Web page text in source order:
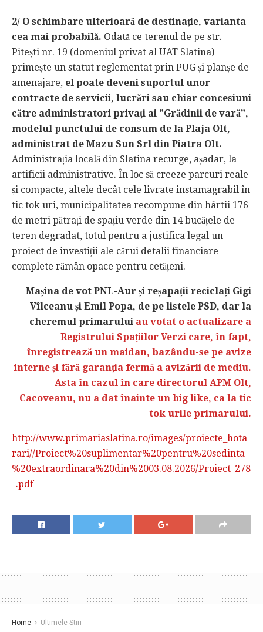
2/ O schimbare ulterioară de destinație, varianta
cea mai probabilă. Odată ce terenul de pe str.
Pitești nr. 19 (domeniul privat al UAT Slatina)
primește un statut reglementat prin PUG și planșe de
amenajare, el poate deveni suportul unor
contracte de servicii, lucrări sau chiar concesiuni
către administratori privați ai ”Grădinii de vară”,
modelul punctului de consum de la Plaja Olt,
administrat de Mazu Sun Srl din Piatra Olt.
Administrația locală din Slatina recurge, așadar, la
artificii administrative. În loc să creeze parcuri reale
și compacte, altele decât cele livrate instamagrabil în
tic tok uri, municipalitatea recompune din hârtii 176
de metri pătrați de spațiu verde din 14 bucățele de
teren degradat, totul pentru a justifica legal un
proiect de investiții ale cărui detalii financiare
complete rămân opace pentru cetățeni.
Mașina de vot PNL-Aur și reșapații reciclați Gigi
Vîlceanu și Emil Popa, de pe listele PSD, dar la
cheremul primarului au votat o actualizare a
Registrului Spațiilor Verzi care, în fapt,
înregistrează un maidan, bazându-se pe avize
interne și fără garanția fermă a avizării de mediu.
Asta în cazul în care directorul APM Olt,
Cacoveanu, nu a dat înainte un big like, ca la tic
tok urile primarului.
http://www.primariaslatina.ro/images/proiecte_hota
rari//Proiect%20suplimentar%20pentru%20sedinta
%20extraordinara%20din%2003.08.2026/Proiect_278
_.pdf
Home Ultimele Stiri